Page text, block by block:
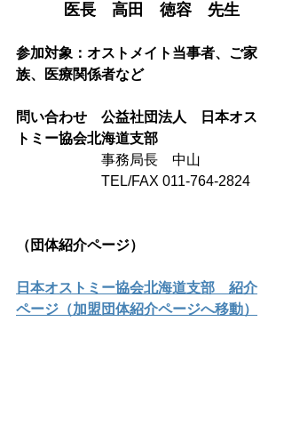
医長　高田　徳容　先生
参加対象：オストメイト当事者、ご家
族、医療関係者など
問い合わせ 公益社団法人　日本オス
トミー協会北海道支部
事務局長　中山
TEL/FAX 011-764-2824
（団体紹介ページ）
日本オストミー協会北海道支部　紹介
ページ（加盟団体紹介ページへ移動）